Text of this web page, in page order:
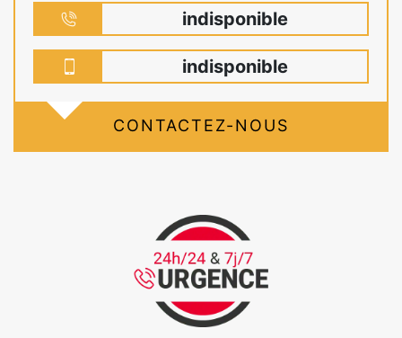
indisponible
indisponible
CONTACTEZ-NOUS